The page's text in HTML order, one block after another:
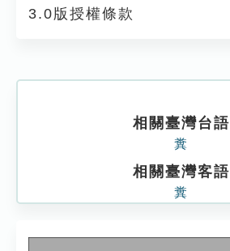
3.0版授權條款
相關臺灣台語
糞
相關臺灣客語
糞